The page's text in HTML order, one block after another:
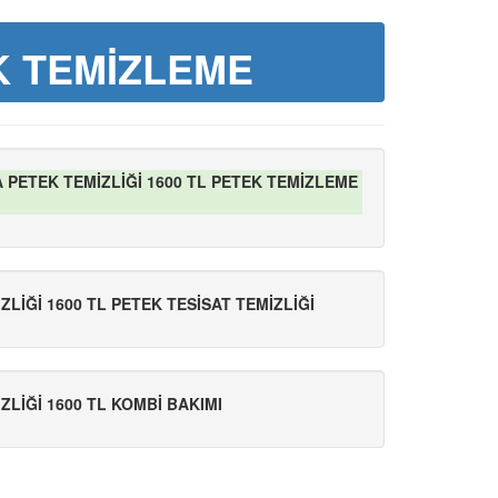
TEMİZLEME
PETEK TEMİZLİĞİ 1600 TL PETEK TEMİZLEME
1600 TL PETEK TESİSAT TEMİZLİĞİ
1600 TL KOMBİ BAKIMI